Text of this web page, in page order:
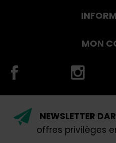
MON
NEWSLETTER
offres privilèges